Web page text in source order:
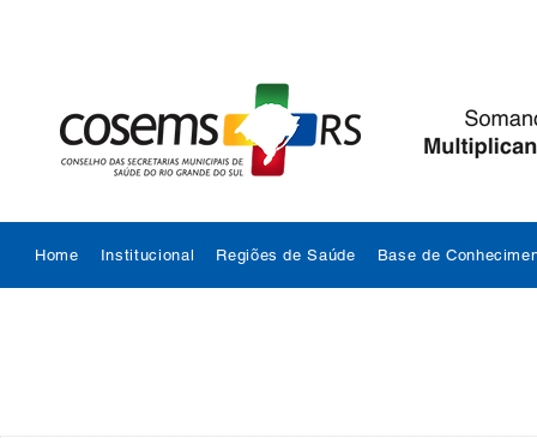
Home Institucional Regiões de Saúde Base de